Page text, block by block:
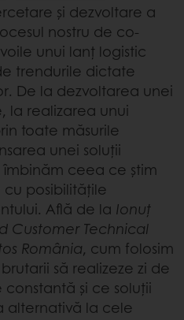
și dezvoltare a
nostru de co-
unui lanț logistic
trendurile dictate
De la dezvoltarea unei
la realizarea unui
toate măsurile
unei soluții
ceea ce știm
posibilitățile
Află de la Ionuț
Customer Technical
România, cum folosim
să realizeze zi de
și ce soluții
alternativă la cele